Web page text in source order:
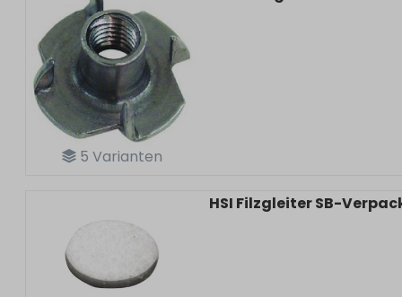
5 Varianten
HSI Filzgleiter SB-